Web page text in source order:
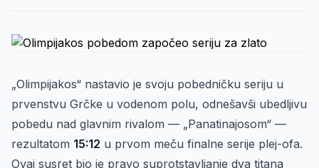
„Olimpijakos“ nastavio je svoju pobedničku seriju u
prvenstvu Grčke u vodenom polu, odnešavši ubedljivu
pobedu nad glavnim rivalom — „Panatinajosom“ —
rezultatom 15:12 u prvom meču finalne serije plej-ofa.
Ovaj susret bio je pravo suprotstavljanje dva titana